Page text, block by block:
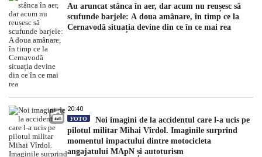
Au aruncat stânca în aer, dar acum nu reușesc să
scufunde barjele: A doua amânare, în timp ce la
Cernavodă situația devine din ce în ce mai rea
20:40
FOTO
Noi imagini de la accidentul care l-a ucis pe
pilotul militar Mihai Vîrdol. Imaginile surprind
momentul impactului dintre motocicleta
angajatului MApN și autoturism